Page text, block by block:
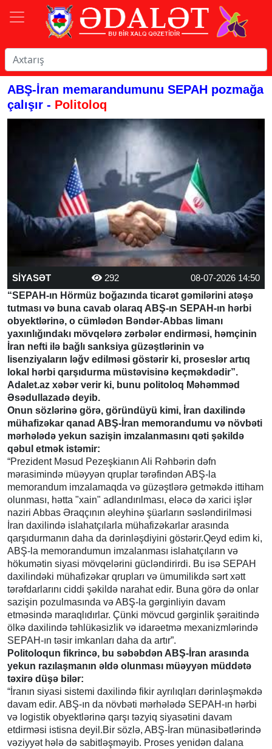
ABŞ-İran memarandumunu SEPAH pozmağa
çalışır - Politoloq
SİYASƏT 292
08-07-2026 14:50
“SEPAH-ın Hörmüz boğazında ticarət gəmilərini atəşə
tutması və buna cavab olaraq ABŞ-ın SEPAH-ın hərbi
obyektlərinə, o cümlədən Bəndər-Abbas limanı
yaxınlığındakı mövqelərə zərbələr endirməsi, həmçinin
İran nefti ilə bağlı sanksiya güzəştlərinin və
lisenziyaların ləğv edilməsi göstərir ki, proseslər artıq
lokal hərbi qarşıdurma müstəvisinə keçməkdədir”.
Adalet.az xəbər verir ki, bunu politoloq Məhəmməd
Əsədullazadə deyib.
Onun sözlərinə görə, göründüyü kimi, İran daxilində
mühafizəkar qanad ABŞ-İran memorandumu və növbəti
mərhələdə yekun sazişin imzalanmasını qəti şəkildə
qəbul etmək istəmir:
“Prezident Məsud Pezeşkianın Ali Rəhbərin dəfn
mərasimində müəyyən qruplar tərəfindən ABŞ-la
memorandum imzalamaqda və güzəştlərə getməkdə ittiham
olunması, hətta "xain" adlandırılması, eləcə də xarici işlər
naziri Abbas Əraqçının əleyhinə şüarların səsləndirilməsi
İran daxilində islahatçılarla mühafizəkarlar arasında
qarşıdurmanın daha da dərinləşdiyini göstərir.Qeyd edim ki,
ABŞ-la memorandumun imzalanması islahatçıların və
hökumətin siyasi mövqelərini gücləndirirdi. Bu isə SEPAH
daxilindəki mühafizəkar qrupları və ümumilikdə sərt xətt
tərəfdarlarını ciddi şəkildə narahat edir. Buna görə də onlar
sazişin pozulmasında və ABŞ-la gərginliyin davam
etməsində maraqlıdırlar. Çünki mövcud gərginlik şəraitində
ölkə daxilində təhlükəsizlik və idarəetmə mexanizmlərində
SEPAH-ın təsir imkanları daha da artır”.
Politoloqun fikrincə, bu səbəbdən ABŞ-İran arasında
yekun razılaşmanın əldə olunması müəyyən müddətə
təxirə düşə bilər:
“İranın siyasi sistemi daxilində fikir ayrılıqları dərinləşməkdə
davam edir. ABŞ-ın da növbəti mərhələdə SEPAH-ın hərbi
və logistik obyektlərinə qarşı təzyiq siyasətini davam
etdirməsi istisna deyil.Bir sözlə, ABŞ-İran münasibətlərində
vəziyyət hələ də sabitləşməyib. Proses yenidən dalana